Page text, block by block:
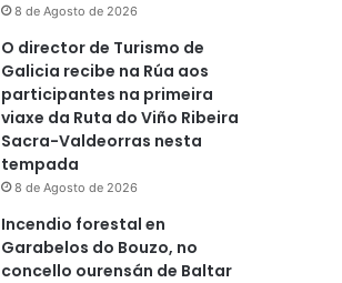
8 de Agosto de 2026
O director de Turismo de
Galicia recibe na Rúa aos
participantes na primeira
viaxe da Ruta do Viño Ribeira
Sacra-Valdeorras nesta
tempada
8 de Agosto de 2026
Incendio forestal en
Garabelos do Bouzo, no
concello ourensán de Baltar